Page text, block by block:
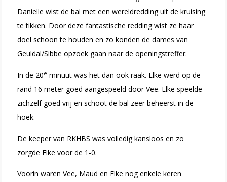
Danielle wist de bal met een wereldredding uit de kruising
te tikken. Door deze fantastische reddingwist ze haar
doel schoon te houden en zo konden de dames van
Geuldal/Sibbe opzoek gaan naar de openingstreffer.
In de 20e minuut was het dan ook raak. Elke werd op de
rand 16 meter goed aangespeeld door Vee. Elke speelde
zichzelf goed vrij en schoot de bal zeer beheerst in de
hoek.
De keeper van RKHBS was volledig kansloos en zo
zorgde Elke voor de 1-0.
Voorin waren Vee, Maud en Elke nog enkele keren